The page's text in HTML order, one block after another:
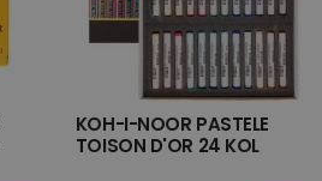
KOH-I-NOOR PASTELE
TOISON D'OR 24 KOL